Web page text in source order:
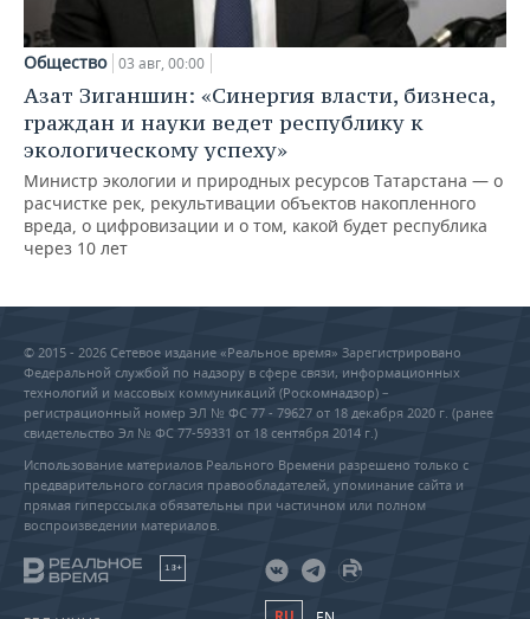
Общество 03 авг, 00:00
Азат Зиганшин: «Синергия власти, бизнеса,
граждан и науки ведет республику к
экологическому успеху»
Министр экологии и природных ресурсов Татарстана — о
расчистке рек, рекультивации объектов накопленного
вреда, о цифровизации и о том, какой будет республика
через 10 лет
© 2015 - 2026 Сетевое издание «Реальное время» Зарегистрировано
Федеральной службой по надзору в сфере связи, информационных
технологий и массовых коммуникаций (Роскомнадзор) –
регистрационный номер ЭЛ № ФС 77 - 79627 от 18 декабря 2020 г. (ранее
свидетельство Эл № ФС 77-59331 от 18 сентября 2014 г.)
Использование материалов Реального Времени разрешено только с
предварительного согласия правообладателей, упоминание сайта и
прямая гиперссылка обязательны при частичном или полном
воспроизведении материалов.
18+